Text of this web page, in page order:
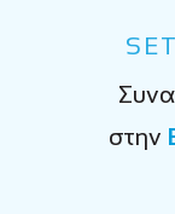
στην